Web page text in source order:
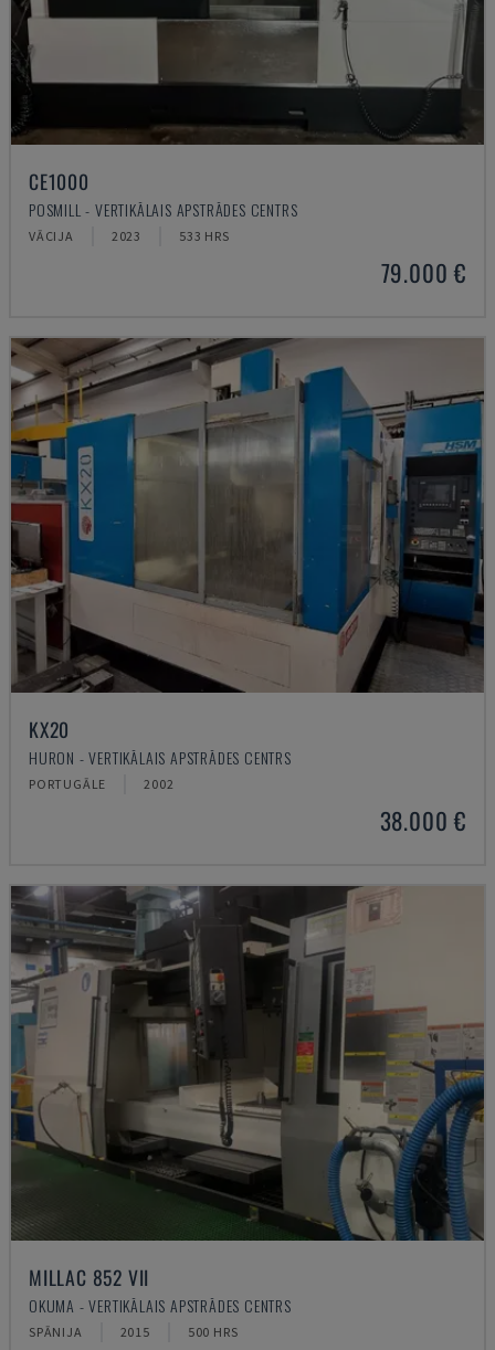
CE1000
POSMILL - VERTIKĀLAIS APSTRĀDES CENTRS
VĀCIJA 2023 533 HRS
79.000 €
KX20
HURON - VERTIKĀLAIS APSTRĀDES CENTRS
PORTUGĀLE 2002
38.000 €
MILLAC 852 VII
OKUMA - VERTIKĀLAIS APSTRĀDES CENTRS
SPĀNIJA 2015 500 HRS